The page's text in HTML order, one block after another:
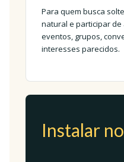
Para quem busca
natural e participar
eventos, grupos,
interesses parecidos.
Instalar